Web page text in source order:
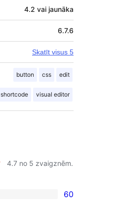
4.2 vai jaunāka
6.7.6
Skatīt visus 5
button css edit
shortcode visual editor
4.7 no 5 zvaigznēm.
60